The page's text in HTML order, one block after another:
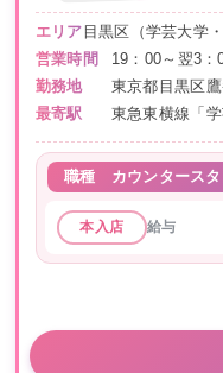
エリア 目黒区（学芸大学
営業時間
19：00～翌3：
勤務地
東京都目黒区
最寄駅
東急東横線「
職種 カウンタース
本入店 給与